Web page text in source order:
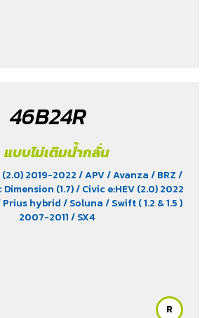
46B24R
แบบไม่เติมน้ำกลั่น
2019-2022/ APV/ Avanza/ BRZ/
(1.7)/ Civic e:HEV (2.0) 2022
Prius hybrid/ Soluna/ Swift ( 1.2 & 1.5 )
2007-2011/ SX4
R